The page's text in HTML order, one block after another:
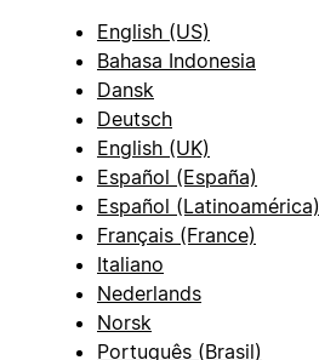
English (US)
Bahasa Indonesia
Dansk
Deutsch
English (UK)
Español (España)
Español (Latinoamérica)
Français (France)
Italiano
Nederlands
Norsk
Português (Brasil)